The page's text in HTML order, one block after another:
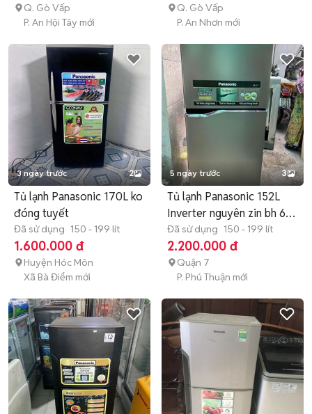
Q. Gò Vấp
P. An Hội Tây mới
Q. Gò Vấp
P. An Nhơn mới
3 ngày trước 2
Tủ lạnh Panasonic 170L ko
đóng tuyết
Đã sử dụng 150 - 199 lít
1.600.000 đ
Huyện Hóc Môn
Xã Bà Điểm mới
5 ngày trước 3
Tủ lạnh Panasonic 152L
Inverter nguyên zin bh 6
th
Đã sử dụng 150 - 199 lít
2.200.000 đ
Quận 7
P. Phú Thuận mới